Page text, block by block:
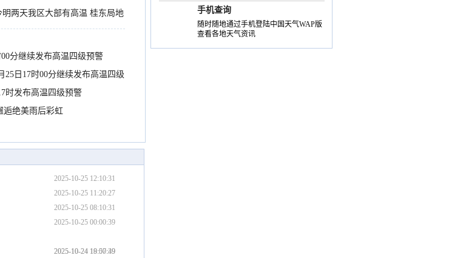
明两天我区大部有高温 桂东局地
分继续发布高温四级预警
25日17时00分继续发布高温四级
时发布高温四级预警
逅绝美雨后彩虹
2025-10-25 12:10:31
2025-10-25 11:20:27
2025-10-25 08:10:31
2025-10-25 00:00:39
2025-10-24 19:00:39
2025-10-24 18:57:49
手机查询
随时随地通过手机登陆中国天气WAP版
查看各地天气资讯